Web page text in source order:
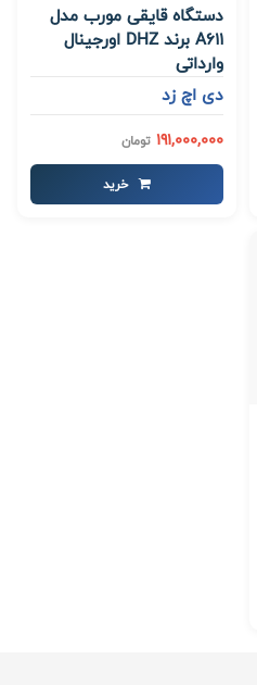
دستگاه قایقی مورب مدل
A611 برند DHZ اورجینال
وارداتی
دی اچ زد
191,000,000 تومان
خرید